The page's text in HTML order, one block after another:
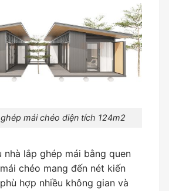
mái chéo diện tích 124m2
nhà lắp ghép mái bằng quen
chéo mang đến nét kiến
hợp nhiều không gian và